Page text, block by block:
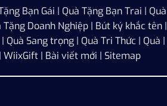
Bạn Gái | Quà Tặng Bạn Trai | Quà
Tặng Doanh Nghiệp | Bút ký khắc tên |
Sang trọng | Quà Tri Thức | Quà |
WiixGift | Bài viết mới | Sitemap